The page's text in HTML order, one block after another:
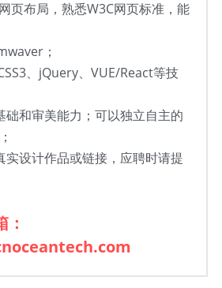
页布局，熟悉W3C网页标准，能
；
、jQuery、VUE/React等技
础和审美能力；可以独立自主的
实设计作品或链接，应聘时请提